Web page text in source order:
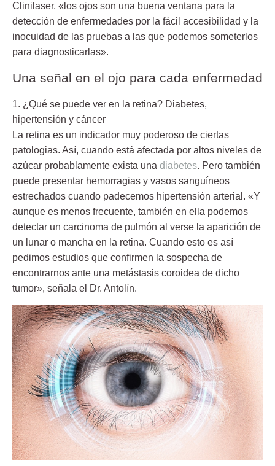
Clinilaser, « los ojos son una buena ventana para la
detección de enfermedades por la fácil accesibilidad y la
inocuidad de las pruebas a las que podemos someterlos
para diagnosticarlas».
Una señal en el ojo para cada enfermedad
1. ¿Qué se puede ver en la retina? Diabetes,
hipertensión y cáncer
La retina es un indicador muy poderoso de ciertas
patologias. Así, cuando está afectada por altos niveles de
azúcar probablamente exista una diabetes. Pero también
puede presentar hemorragias y vasos sanguíneos
estrechados cuando padecemos hipertensión arterial. «Y
aunque es menos frecuente, también en ella podemos
detectar un carcinoma de pulmón al verse la aparición de
un lunar o mancha en la retina. Cuando esto es así
pedimos estudios que confirmen la sospecha de
encontrarnos ante una metástasis coroidea de dicho
tumor», señala el Dr. Antolín.